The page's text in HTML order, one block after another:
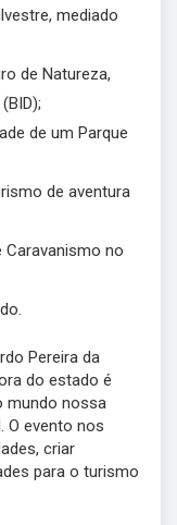
mediado
de Natureza,
de um Parque
de aventura
Caravanismo no
Pereira da
do estado é
mundo nossa
O evento nos
criar
para o turismo